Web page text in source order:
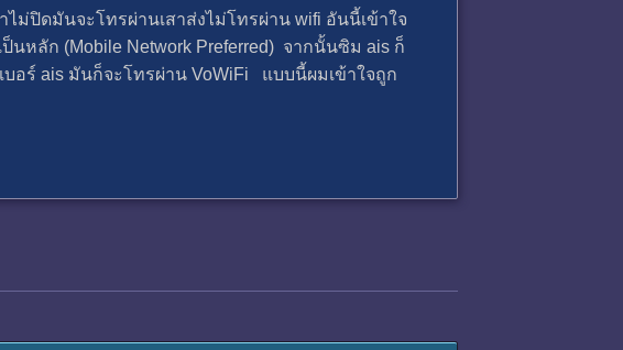
ม่ปิดมันจะโทรผ่านเสาส่งไม่โทรผ่าน wifi อันนี้เข้าใจ
นหลัก (Mobile Network Preferred) จากนั้นซิม ais ก็
อร์ ais มันก็จะโทรผ่าน VoWiFi แบบนี้ผมเข้าใจถูก